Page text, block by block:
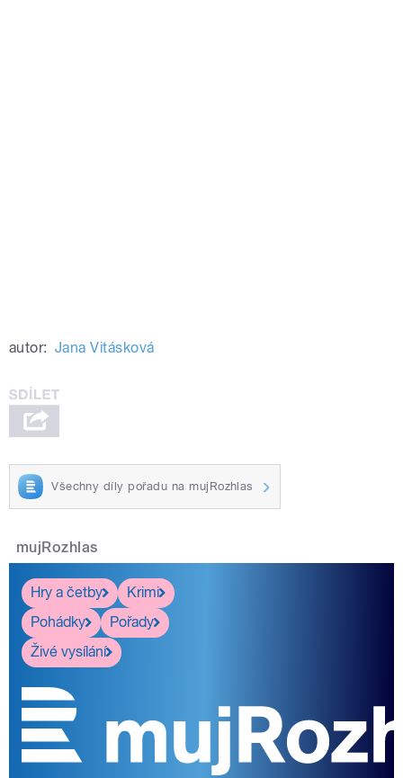
autor: Jana Vitásková
Všechny díly pořadu na mujRozhlas
mujRozhlas
Hry a četby
Krimi
Pohádky
Pořady
Živé vysílání